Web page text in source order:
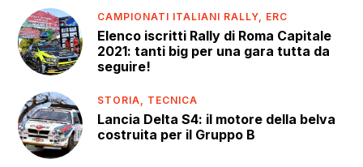
CAMPIONATI ITALIANI RALLY, ERC
Elenco iscritti Rally di Roma Capitale
2021: tanti big per una gara tutta da
seguire!
STORIA, TECNICA
Lancia Delta S4: il motore della belva
costruita per il Gruppo B